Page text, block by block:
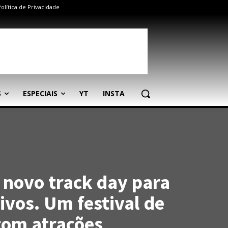
de Privacidade
ESPECIAIS YT INSTA
track day para
Um festival de